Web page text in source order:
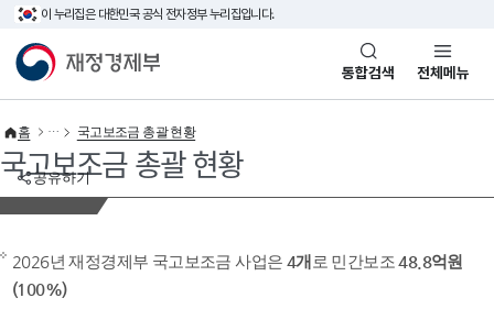
이 누리집은 대한민국 공식 전자정부 누리집입니다.
재정경제부(www.mofe.go.kr)통합검색 전체메뉴
공유하기
홈 국고보조금 총괄 현황
국고보조금 총괄 현황
2026년 재정경제부 국고보조금 사업은 4개 로 민간보조48.8억원
(100%)